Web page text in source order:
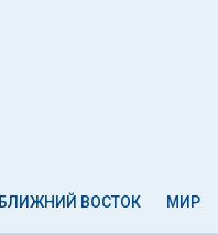
БЛИЖНИЙ ВОСТОК МИР